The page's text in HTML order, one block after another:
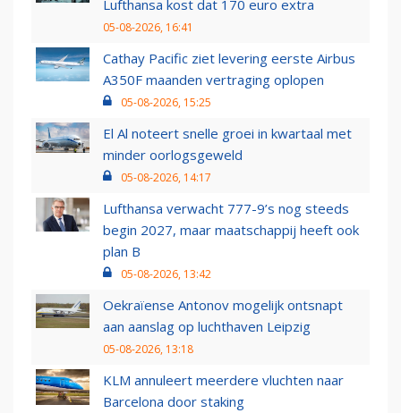
Lufthansa kost dat 170 euro extra
05-08-2026, 16:41
Cathay Pacific ziet levering eerste Airbus
A350F maanden vertraging oplopen
05-08-2026, 15:25
El Al noteert snelle groei in kwartaal met
minder oorlogsgeweld
05-08-2026, 14:17
Lufthansa verwacht 777-9’s nog steeds
begin 2027, maar maatschappij heeft ook
plan B
05-08-2026, 13:42
Oekraïense Antonov mogelijk ontsnapt
aan aanslag op luchthaven Leipzig
05-08-2026, 13:18
KLM annuleert meerdere vluchten naar
Barcelona door staking